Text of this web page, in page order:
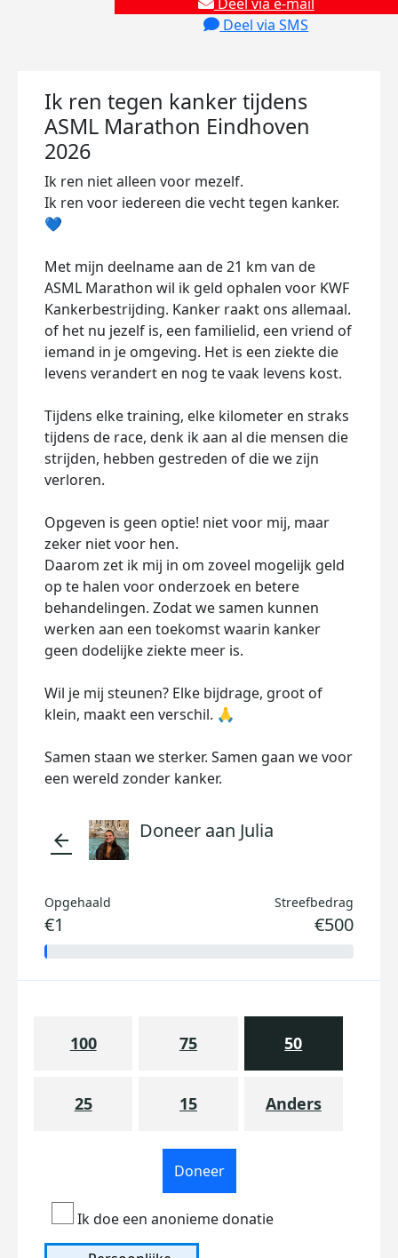
Deel via SMS
Ik ren tegen kanker tijdens
ASML Marathon Eindhoven
2026
Ik ren niet alleen voor mezelf.
Ik ren voor iedereen die vecht tegen kanker.
💙
Met mijn deelname aan de 21 km van de
ASML Marathon wil ik geld ophalen voor KWF
Kankerbestrijding. Kanker raakt ons allemaal.
of het nu jezelf is, een familielid, een vriend of
iemand in je omgeving. Het is een ziekte die
levens verandert en nog te vaak levens kost.
Tijdens elke training, elke kilometer en straks
tijdens de race, denk ik aan al die mensen die
strijden, hebben gestreden of die we zijn
verloren.
Opgeven is geen optie! niet voor mij, maar
zeker niet voor hen.
Daarom zet ik mij in om zoveel mogelijk geld
op te halen voor onderzoek en betere
behandelingen. Zodat we samen kunnen
werken aan een toekomst waarin kanker
geen dodelijke ziekte meer is.
Wil je mij steunen? Elke bijdrage, groot of
klein, maakt een verschil. 🙏
Samen staan we sterker. Samen gaan we voor
een wereld zonder kanker.
arrow_back Doneer aan Julia
Opgehaald
€1
Streefbedrag
€500
100 75 50
25 15 Anders
Doneer
Ik doe een anonieme donatie